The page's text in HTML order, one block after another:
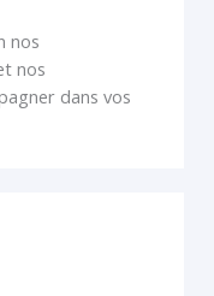
nos
nos
dans vos